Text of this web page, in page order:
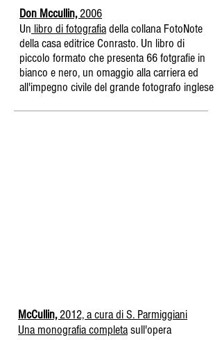
Don Mccullin,2006
Un libro di fotografiadella collana FotoNote
della casa editrice Conrasto. Un libro di
piccolo formato che presenta 66 fotgrafie in
bianco e nero, un omaggio alla carriera ed
all'impegno civile del grande fotografo inglese
McCullin,2012, a cura di S. Parmiggiani
Una monografia completasull'opera